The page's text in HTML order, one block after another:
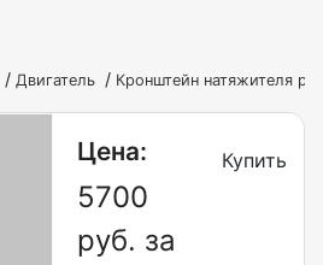
/ Двигатель / Кронштейн натяжителя
Цена:
5700
руб. за
Купить